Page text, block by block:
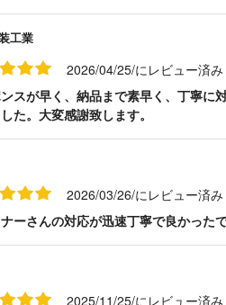
工業
2026/04/25/にレビュー済み
スが早く、納品まで素早く、丁寧に
た。大変感謝致します。
2026/03/26/にレビュー済み
ーさんの対応が迅速丁寧で良かったで
2025/11/25/にレビュー済み